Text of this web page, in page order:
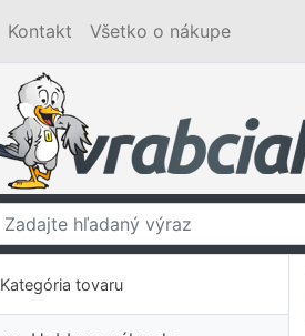
Kontakt Všetko o nákupe
Kategória tovaru